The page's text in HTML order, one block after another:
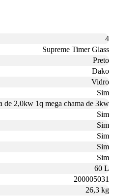
4
Supreme Timer Glass
Preto
Dako
Vidro
Sim
de 2,0kw 1q mega chama de 3kw
Sim
Sim
Sim
Sim
Sim
60 L
200005031
26,3 kg